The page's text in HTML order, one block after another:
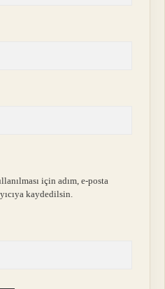
için adım, e-posta
kaydedilsin.